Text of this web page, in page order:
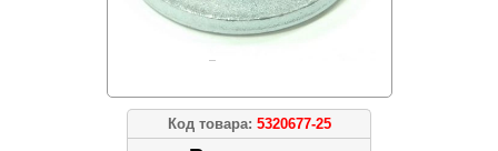
Код товара: 5320677-25